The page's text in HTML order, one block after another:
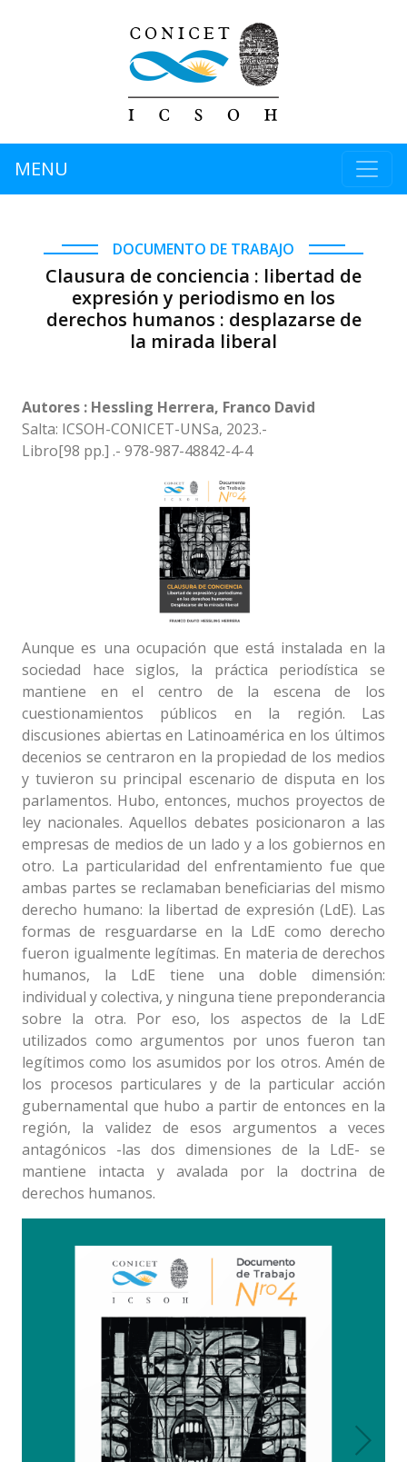
MENU
DOCUMENTO DE TRABAJO
Clausura de conciencia : libertad de
expresión y periodismo en los
derechos humanos : desplazarse de
la mirada liberal
Autores : Hessling Herrera, Franco David
Salta: ICSOH-CONICET-UNSa, 2023.-
Libro[98 pp.] .- 978-987-48842-4-4
Aunque es una ocupación que está instalada en la
sociedad hace siglos, la práctica periodística se
mantiene en el centro de la escena de los
cuestionamientos públicos en la región. Las
discusiones abiertas en Latinoamérica en los últimos
decenios se centraron en la propiedad de los medios
y tuvieron su principal escenario de disputa en los
parlamentos. Hubo, entonces, muchos proyectos de
ley nacionales. Aquellos debates posicionaron a las
empresas de medios de un lado y a los gobiernos en
otro. La particularidad del enfrentamiento fue que
ambas partes se reclamaban beneficiarias del mismo
derecho humano: la libertad de expresión (LdE). Las
formas de resguardarse en la LdE como derecho
fueron igualmente legítimas. En materia de derechos
humanos, la LdE tiene una doble dimensión:
individual y colectiva, y ninguna tiene preponderancia
sobre la otra. Por eso, los aspectos de la LdE
utilizados como argumentos por unos fueron tan
legítimos como los asumidos por los otros. Amén de
los procesos particulares y de la particular acción
gubernamental que hubo a partir de entonces en la
región, la validez de esos argumentos a veces
antagónicos -las dos dimensiones de la LdE- se
mantiene intacta y avalada por la doctrina de
derechos humanos.